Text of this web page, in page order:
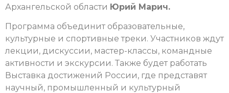
Архангельской области Юрий Марич.
Программа объединит образовательные,
культурные и спортивные треки. Участников ждут
лекции, дискуссии, мастер-классы, командные
активности и экскурсии. Также будет работать
Выставка достижений России, где представят
научный, промышленный и культурный